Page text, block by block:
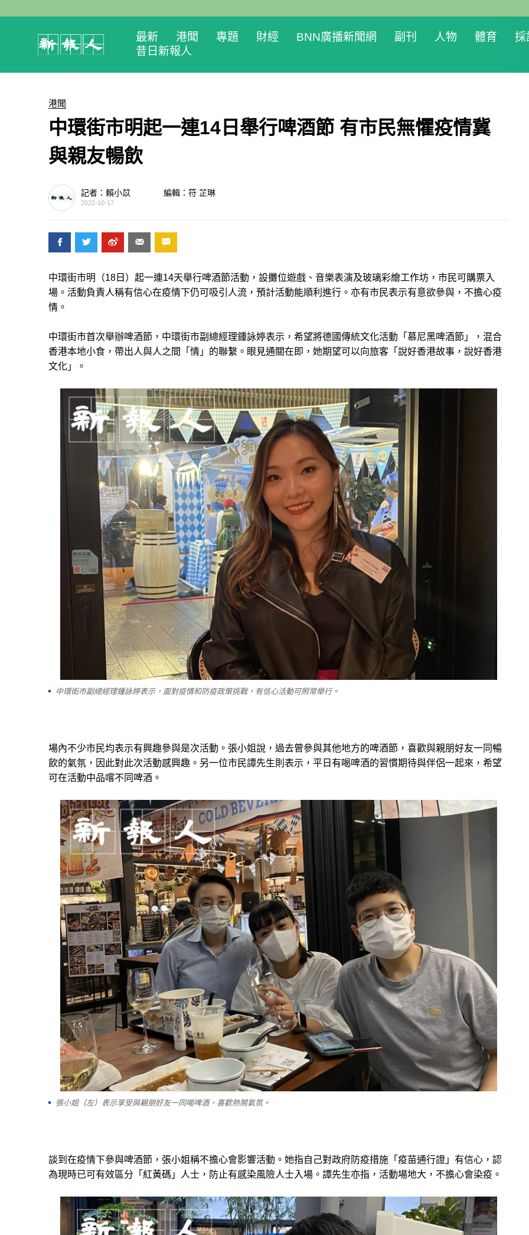
最新 港聞 專題 財經 BNN廣播新聞網 副刊 人物 體育 採
昔日新報人
港聞
中環街市明起一連14日舉行啤酒節 有市民無懼疫情冀
與親友暢飲
記者：賴小苡 編輯：符 芷琳
2022-10-17
中環街市明（18日）起一連14天舉行啤酒節活動，設攤位遊戲、音樂表演及玻璃彩繪工作坊，市民可購票入
場。活動負責人稱有信心在疫情下仍可吸引人流，預計活動能順利進行。亦有市民表示有意欲參與，不擔心疫
情。
中環街市首次舉辦啤酒節，中環街市副總經理鍾詠婷表示，希望將德國傳統文化活動「慕尼黑啤酒節」，混合
香港本地小食，帶出人與人之間「情」的聯繫。眼見通關在即，她期望可以向旅客「說好香港故事，說好香港
文化」。
中環街市副總經理鍾詠婷表示，面對疫情和防疫政策挑戰，有信心活動可照常舉行。
場內不少市民均表示有興趣參與是次活動。張小姐說，過去曾參與其他地方的啤酒節，喜歡與親朋好友一同暢
飲的氣氛，因此對此次活動感興趣。另一位市民譚先生則表示，平日有喝啤酒的習慣期待與伴侶一起來，希望
可在活動中品嚐不同啤酒。
張小姐（左）表示享受與親朋好友一同喝啤酒，喜歡熱鬧氣氛。
談到在疫情下參與啤酒節，張小姐稱不擔心會影響活動。她指自己對政府防疫措施「疫苗通行證」有信心，認
為現時已可有效區分「紅黃碼」人士，防止有感染風險人士入場。譚先生亦指，活動場地大，不擔心會染疫。